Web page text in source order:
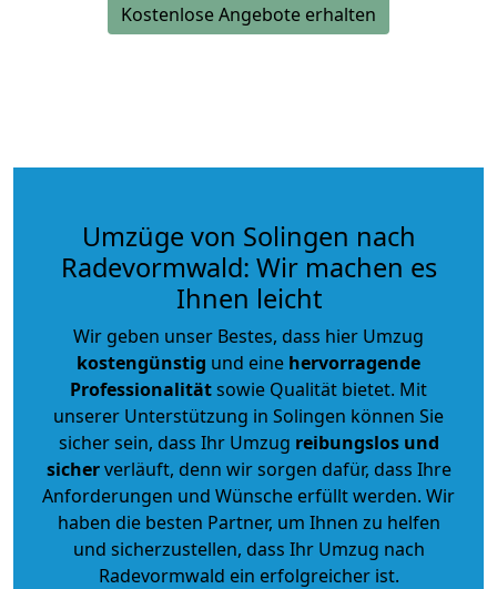
Kostenlose Angebote erhalten
Umzüge von Solingen nach
Radevormwald: Wir machen es
Ihnen leicht
Wir geben unser Bestes, dass hier Umzug
kostengünstig und eine hervorragende
Professionalitätsowie Qualität bietet. Mit
unserer Unterstützung in Solingen können Sie
sicher sein, dass Ihr Umzug reibungslos und
sicherverläuft, denn wir sorgen dafür, dass Ihre
Anforderungen und Wünsche erfüllt werden. Wir
haben die besten Partner, um Ihnen zu helfen
und sicherzustellen, dass Ihr Umzug nach
Radevormwald ein erfolgreicher ist.